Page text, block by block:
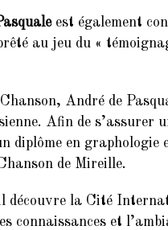
est également
au jeu du «
André de
Afin de s’assurer
en graphologie
de Mireille.
découvre la Cité
connaissances et